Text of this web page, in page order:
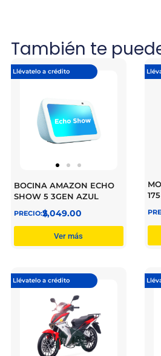
También te
Llévatelo a crédito
BOCINA AMAZON ECHO
SHOW 5 3GEN AZUL
$
2,049.00
Ver más
Llévatelo a crédito